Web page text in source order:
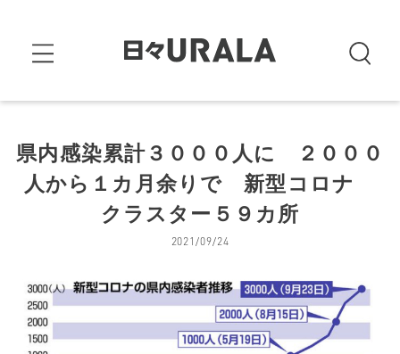
県内感染累計３０００人に ２０００
人から１カ月余りで 新型コロナ
クラスター５９カ所
2021/09/24